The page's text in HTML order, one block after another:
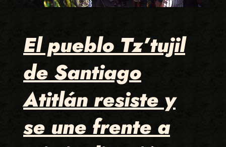
El pueblo Tz’tujil
de Santiago
Atitlán resiste y
se une frente a